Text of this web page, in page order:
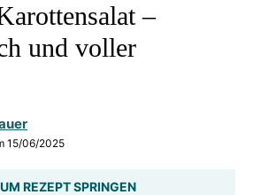
–
und voller
15/06/2025
REZEPT SPRINGEN